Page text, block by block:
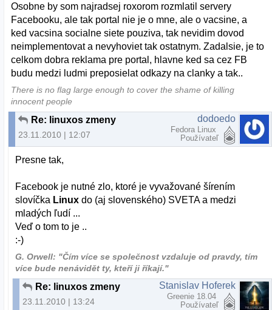
Osobne by som najradsej roxorom rozmlatil servery
Facebooku, ale tak portal nie je o mne, ale o vacsine, a
ked vacsina socialne siete pouziva, tak nevidim dovod
neimplementovat a nevyhoviet tak ostatnym. Zadalsie, je to
celkom dobra reklama pre portal, hlavne ked sa cez FB
budu medzi ludmi preposielat odkazy na clanky a tak..
There is no flag large enough to cover the shame of killing
innocent people
Re: linuxos zmeny
23.11.2010 | 12:07
dodoedo
Fedora Linux
Používateľ
Presne tak,
Facebook je nutné zlo, ktoré je vyvažované šírením
slovíčka Linux do (aj slovenského) SVETA a medzi
mladých ľudí ...
Veď o tom to je ..
:-)
G. Orwell: "Čím více se společnost vzdaluje od pravdy, tím
více bude nenávidět ty, kteří ji říkají."
Re: linuxos zmeny
23.11.2010 | 13:24
Stanislav Hoferek
Greenie 18.04
Používateľ